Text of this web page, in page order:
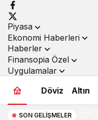
Piyasa
Ekonomi Haberleri
Haberler
Finansopia Özel
Uygulamalar
Döviz
Altın
SON GELIŞMELER